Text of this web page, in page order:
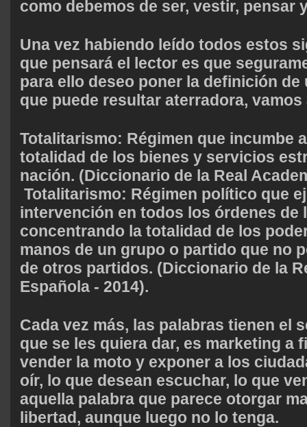
como debemos de ser, vestir, pensar
Una vez habiendo leído todos estos
que pensará el lector es que
para ello deseo poner la definición de
que puede resultar aterradora, vamos
Totalitarismo: Régimen que incumbe
totalidad de los bienes y servicios
nación. (Diccionario de la Real
Totalitarismo: Régimen político que
intervención en todos los órdenes de
concentrando la totalidad de los
manos de un grupo o partido que no
de otros partidos. (Diccionario de la
Española - 2014).
Cada vez más, las palabras tienen el
que se les quiera dar, es marketing a
vender la moto y exponer a los
oír, lo que desean escuchar, lo que
aquella palabra que parece otorgar
libertad, aunque luego no lo tenga.